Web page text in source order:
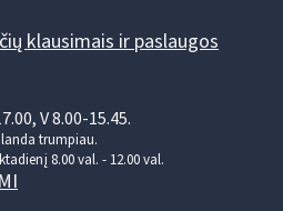
klausimais ir paslaugos
V 8.00-15.45.
trumpiau.
8.00 val. - 12.00 val.